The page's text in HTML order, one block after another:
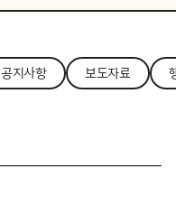
공지사항 보도자료